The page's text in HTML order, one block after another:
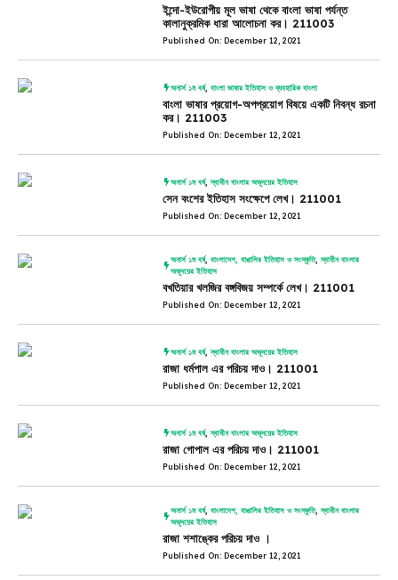
ইন্দো-ইউরোপীয় মূল ভাষা থেকে বাংলা ভাষা পর্যন্ত
কালানুক্রমিক ধারা আলোচনা কর। 211003
Published On: December 12, 2021
অনার্স ১ম বর্ষ,বাংলা ভাষার ইতিহাস ও ব্যবহারিক বাংলা
বাংলা ভাষার প্রয়োগ-অপপ্রয়োগ বিষয়ে একটি নিবন্ধ রচনা
কর। 211003
Published On: December 12, 2021
অনার্স ১ম বর্ষ,স্বাধীন বাংলার অভূদয়ের ইতিহাস
সেন বংশের ইতিহাস সংক্ষেপে লেখ। 211001
Published On: December 12, 2021
অনার্স ১ম বর্ষ,বাংলাদেশ, বাঙালির ইতিহাস ও সংস্কৃতি,স্বাধীন বাংলার
অভূদয়ের ইতিহাস
বখতিয়ার খলজির বঙ্গবিজয় সম্পর্কে লেখ। 211001
Published On: December 12, 2021
অনার্স ১ম বর্ষ,স্বাধীন বাংলার অভূদয়ের ইতিহাস
রাজা ধর্মপাল এর পরিচয় দাও। 211001
Published On: December 12, 2021
অনার্স ১ম বর্ষ,স্বাধীন বাংলার অভূদয়ের ইতিহাস
রাজা গোপাল এর পরিচয় দাও। 211001
Published On: December 12, 2021
অনার্স ১ম বর্ষ,বাংলাদেশ, বাঙালির ইতিহাস ও সংস্কৃতি,স্বাধীন বাংলার
অভূদয়ের ইতিহাস
রাজা শশাঙ্কের পরিচয় দাও ।
Published On: December 12, 2021